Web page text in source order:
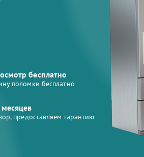
бесплатно
поломки бесплатно
предоставляем гарантию